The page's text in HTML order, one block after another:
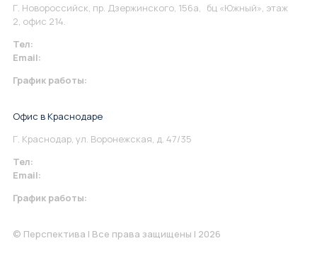
Г. Новороссийск, пр. Дзержинского, 156а, бц «Южный», этаж
2, офис 214.
Тел:
Email:
График работы:
Офис в Краснодаре
Г. Краснодар, ул. Воронежская, д. 47/35
Тел:
Email:
График работы:
© Перспектива | Все права защищены | 2026